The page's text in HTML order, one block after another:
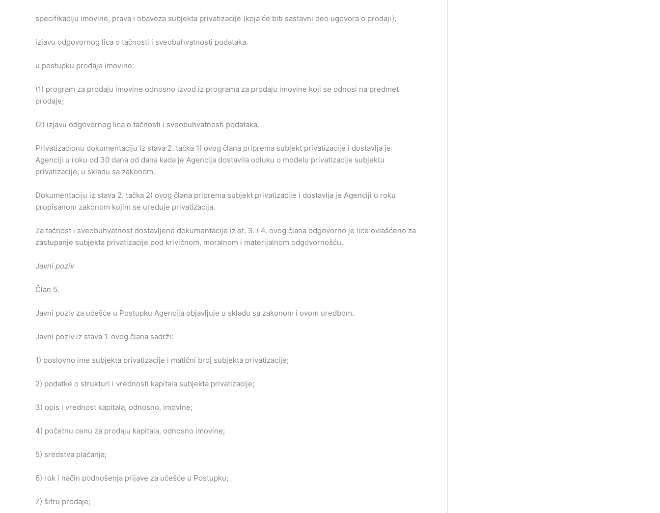
specifikaciju imovine, prava i obaveza subjekta privatizacije (koja će biti sastavni deo ugovora o prodaji);
izjavu odgovornog lica o tačnosti i sveobuhvatnosti podataka.
u postupku prodaje imovine:
(1) program za prodaju imovine odnosno izvod iz programa za prodaju imovine koji se odnosi na predmet
prodaje;
(2) izjavu odgovornog lica o tačnosti i sveobuhvatnosti podataka.
Privatizacionu dokumentaciju iz stava 2. tačka 1) ovog člana priprema subjekt privatizacije i dostavlja je
Agenciji u roku od 30 dana od dana kada je Agencija dostavila odluku o modelu privatizacije subjektu
privatizacije, u skladu sa zakonom.
Dokumentaciju iz stava 2. tačka 2) ovog člana priprema subjekt privatizacije i dostavlja je Agenciji u roku
propisanom zakonom kojim se uređuje privatizacija.
Za tačnost i sveobuhvatnost dostavljene dokumentacije iz st. 3. i 4. ovog člana odgovorno je lice ovlašćeno za
zastupanje subjekta privatizacije pod krivičnom, moralnom i materijalnom odgovornošću.
Javni poziv
Član 5.
Javni poziv za učešće u Postupku Agencija objavljuje u skladu sa zakonom i ovom uredbom.
Javni poziv iz stava 1. ovog člana sadrži:
1) poslovno ime subjekta privatizacije i matični broj subjekta privatizacije;
2) podatke o strukturi i vrednosti kapitala subjekta privatizacije;
3) opis i vrednost kapitala, odnosno, imovine;
4) početnu cenu za prodaju kapitala, odnosno imovine;
5) sredstva plaćanja;
6) rok i način podnošenja prijave za učešće u Postupku;
7) šifru prodaje;